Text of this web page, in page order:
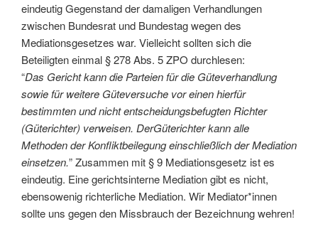
eindeutig Gegenstand der damaligen Verhandlungen
zwischen Bundesrat und Bundestag wegen des
Mediationsgesetzes war. Vielleicht sollten sich die
Beteiligten einmal § 278 Abs. 5 ZPO durchlesen:
“Das Gericht kann die Parteien für die Güteverhandlung
sowie für weitere Güteversuche vor einen hierfür
bestimmten und nicht entscheidungsbefugten Richter
(Güterichter) verweisen. DerGüterichter kann alle
Methoden der Konfliktbeilegung einschließlich der Mediation
einsetzen.” Zusammen mit § 9 Mediationsgesetz ist es
eindeutig. Eine gerichtsinterne Mediation gibt es nicht,
ebensowenig richterliche Mediation. Wir Mediator*innen
sollte uns gegen den Missbrauch der Bezeichnung wehren!